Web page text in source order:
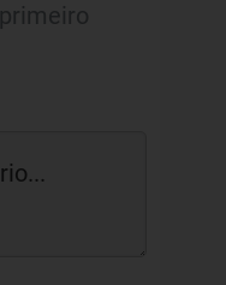
primeiro